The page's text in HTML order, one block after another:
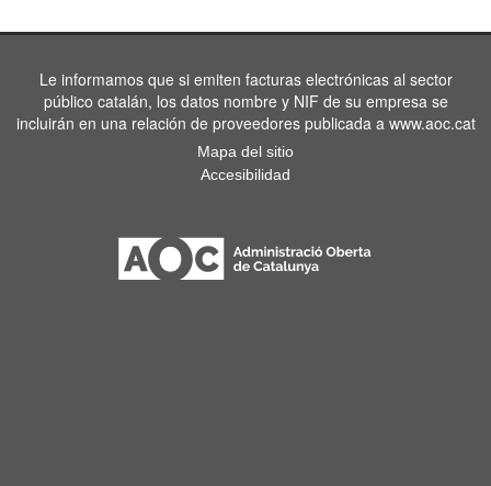
Le informamos que si emiten facturas electrónicas al sector
público catalán, los datos nombre y NIF de su empresa se
incluirán en una relación de proveedores publicada a www.aoc.cat
Mapa del sitio
Accesibilidad